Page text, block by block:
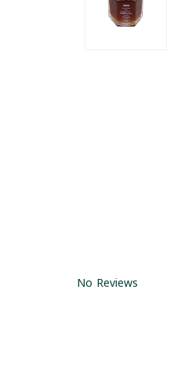
No Reviews